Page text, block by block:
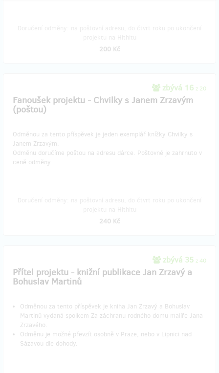
200 Kč
zbývá 16 z 20
Fanoušek projektu - Chvilky s Janem Zrzavým
(poštou)
Odměnou za tento příspěvek je jeden exemplář knížky Chvilky s
Janem Zrzavým.
Odměnu doručíme poštou na adresu dárce. Poštovné je zahrnuto v
ceně odměny.
240 Kč
zbývá 35 z 40
Přítel projektu - knižní publikace Jan Zrzavý a
Bohuslav Martinů
Odměnou za tento příspěvek je kniha Jan Zrzavý a Bohuslav
Martinů vydaná spolkem Za záchranu rodného domu malíře Jana
Zrzavého.
Odměnu je možné převzít osobně v Praze, nebo v Lipnici nad
Sázavou dle dohody.